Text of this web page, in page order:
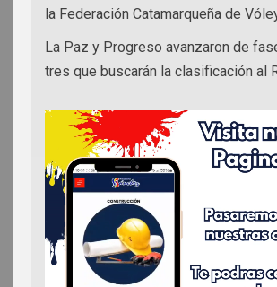
la Federación Catamarqueña de
La Paz y Progreso avanzaron de
tres que buscarán la clasificación al